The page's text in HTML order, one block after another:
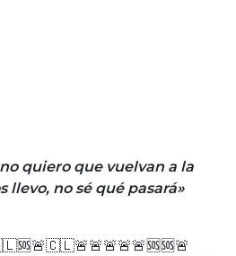
quiero que vuelvan a la
llevo, no sé qué pasará»